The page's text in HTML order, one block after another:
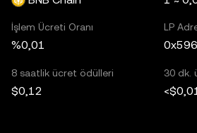
İşlem Ücreti Oranı
%0,01
LP
8 saatlik ücret ödülleri
$0,12
30 dk.